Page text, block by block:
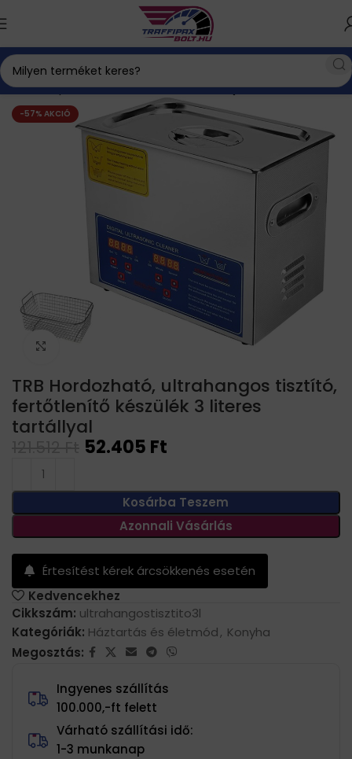
Kezdőlap Háztartás és életmód Konyha
-57% AKCIÓ
TRB Hordozható, ultrahangos tisztító,
fertőtlenítő készülék 3 literes
tartállyal
52.405 Ft
Kosárba Teszem
Azonnali Vásárlás
Értesítést kérek árcsökkenés esetén
Kedvencekhez
Cikkszám: ultrahangostisztito3l
Kategóriák: Háztartás és életmód, Konyha
Megosztás:
Ingyenes szállítás
100.000,-ft felett
Várható szállítási idő:
1-3 munkanap